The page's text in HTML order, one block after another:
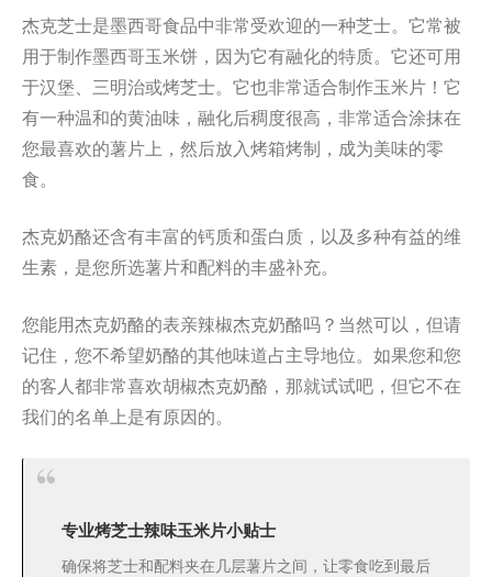
杰克芝士是墨西哥食品中非常受欢迎的一种芝士。它常被
用于制作墨西哥玉米饼，因为它有融化的特质。它还可用
于汉堡、三明治或烤芝士。它也非常适合制作玉米片！它
有一种温和的黄油味，融化后稠度很高，非常适合涂抹在
您最喜欢的薯片上，然后放入烤箱烤制，成为美味的零
食。
杰克奶酪还含有丰富的钙质和蛋白质，以及多种有益的维
生素，是您所选薯片和配料的丰盛补充。
您能用杰克奶酪的表亲辣椒杰克奶酪吗？当然可以，但请
记住，您不希望奶酪的其他味道占主导地位。如果您和您
的客人都非常喜欢胡椒杰克奶酪，那就试试吧，但它不在
我们的名单上是有原因的。
专业烤芝士辣味玉米片小贴士
确保将芝士和配料夹在几层薯片之间，让零食吃到最后